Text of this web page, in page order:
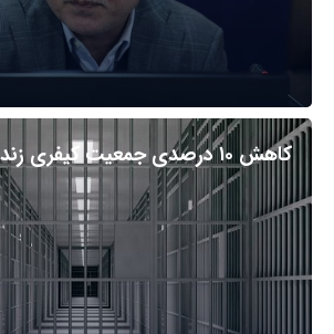
کاهش ۱۰ درصدی جمعیت کیفری زندان‌های بوشهر